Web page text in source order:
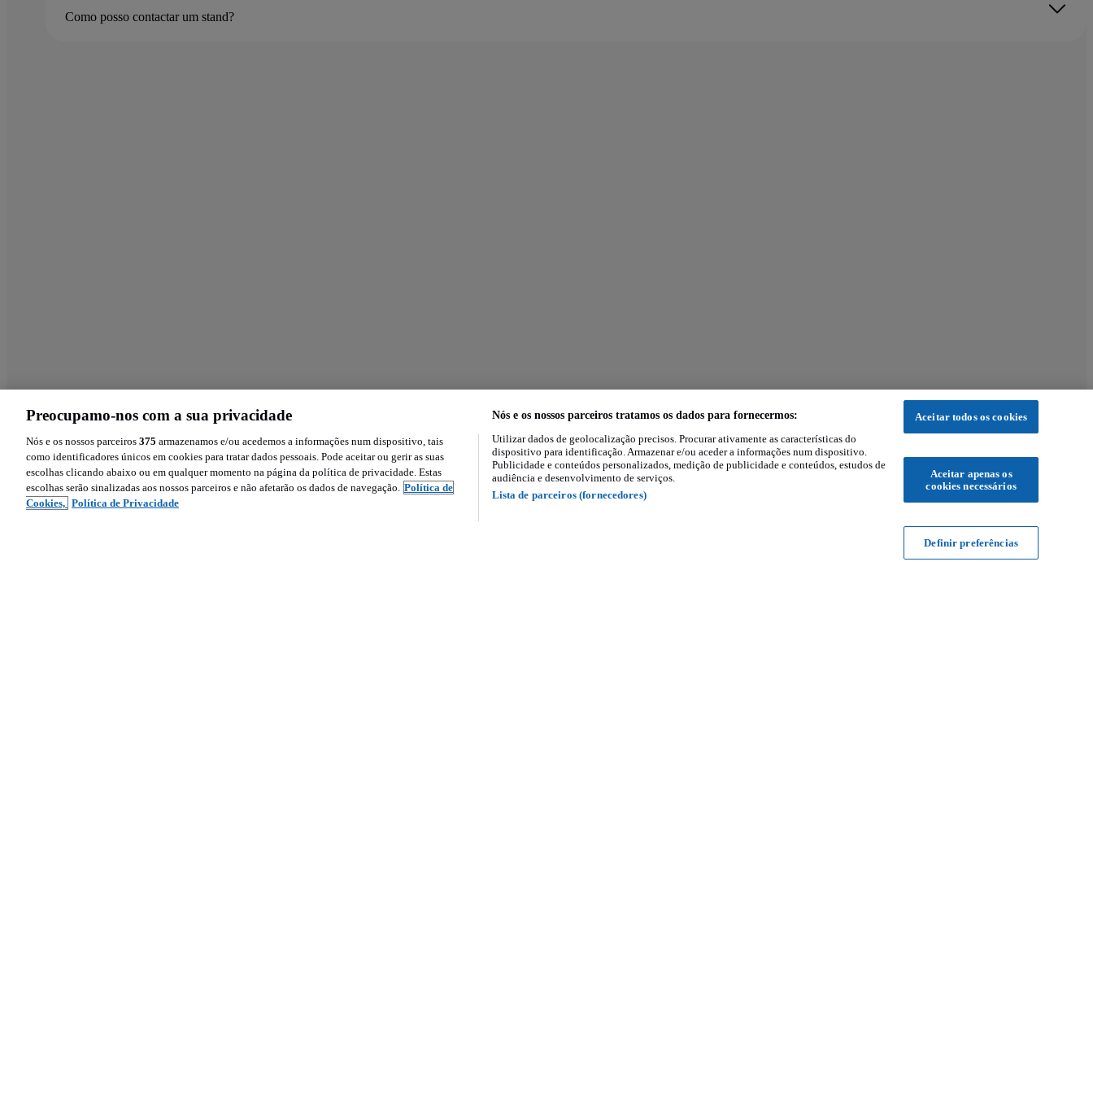
Como posso contactar um stand?
Preocupamo-nos com a sua privacidade
Nós e os nossos parceiros 375 armazenamos e/ou acedemos a informações num dispositivo, tais
como identificadores únicos em cookies para tratar dados pessoais. Pode aceitar ou gerir as suas
escolhas clicando abaixo ou em qualquer momento na página da política de privacidade. Estas
escolhas serão sinalizadas aos nossos parceiros e não afetarão os dados de navegação. Política de
Cookies, Política de Privacidade
Nós e os nossos parceiros tratamos os dados para fornecermos:
Utilizar dados de geolocalização precisos. Procurar ativamente as características do
dispositivo para identificação. Armazenar e/ou aceder a informações num dispositivo.
Publicidade e conteúdos personalizados, medição de publicidade e conteúdos, estudos de
audiência e desenvolvimento de serviços.
Lista de parceiros (fornecedores)
Aceitar todos os cookies
Aceitar apenas os
cookies necessários
Definir preferências